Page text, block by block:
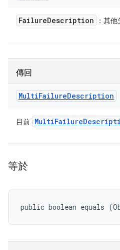
FailureDescription ：其
傳回
MultiFailureDescription
目前 MultiFailure
等於
public boolean equals